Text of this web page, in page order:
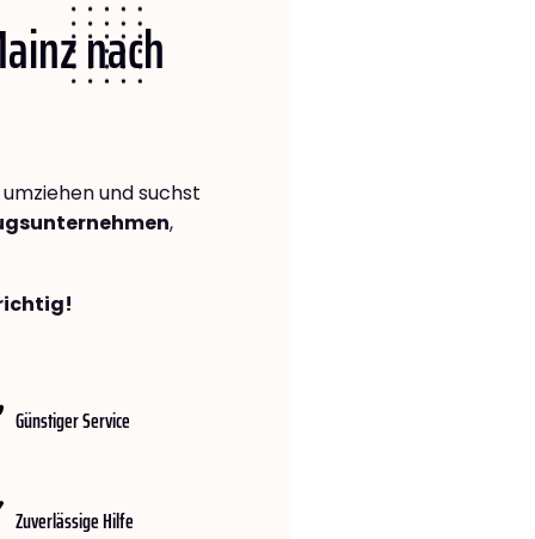
nach
umziehen und suchst
,
Günstiger Service
Zuverlässige Hilfe